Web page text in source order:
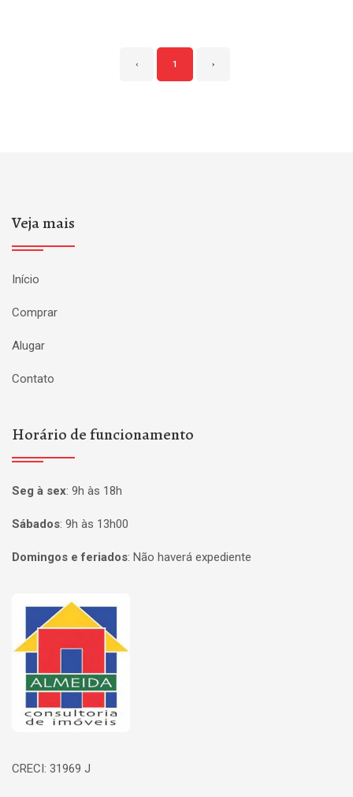
‹ 1 ›
Veja mais
Início
Comprar
Alugar
Contato
Horário de funcionamento
Seg à sex: 9h às 18h
Sábados: 9h às 13h00
Domingos e feriados: Não haverá expediente
Página inicial
CRECI: 31969 J